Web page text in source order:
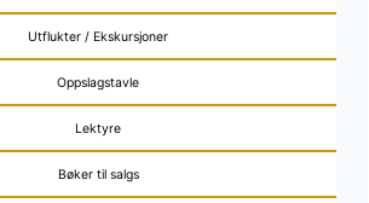
Utflukter / Ekskursjoner
Oppslagstavle
Lektyre
Bøker til salgs